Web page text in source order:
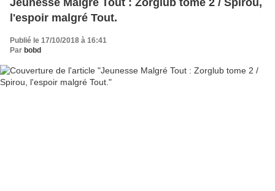
Jeunesse Malgré Tout : Zorglub tome 2 / Spirou,
l'espoir malgré Tout.
Publié le 17/10/2018 à 16:41
Par bobd